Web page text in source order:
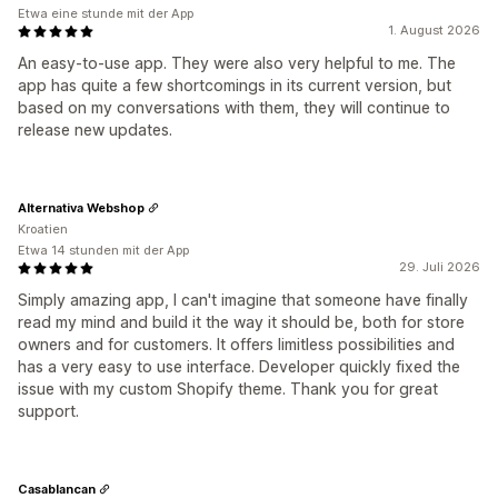
1. August 2026
An easy-to-use app. They were also very helpful to me. The
app has quite a few shortcomings in its current version, but
based on my conversations with them, they will continue to
release new updates.
Etwa eine stunde mit der App
29. Juli 2026
Simply amazing app, I can't imagine that someone have finally
read my mind and build it the way it should be, both for store
owners and for customers. It offers limitless possibilities and
has a very easy to use interface. Developer quickly fixed the
issue with my custom Shopify theme. Thank you for great
support.
Alternativa Webshop
Kroatien
Etwa 14 stunden mit der App
Casablancan